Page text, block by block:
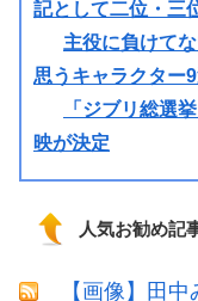
記として二位・三
主役に負けて
思うキャラクター
「ジブリ総選
映が決定
人気お勧め記
【画像】田